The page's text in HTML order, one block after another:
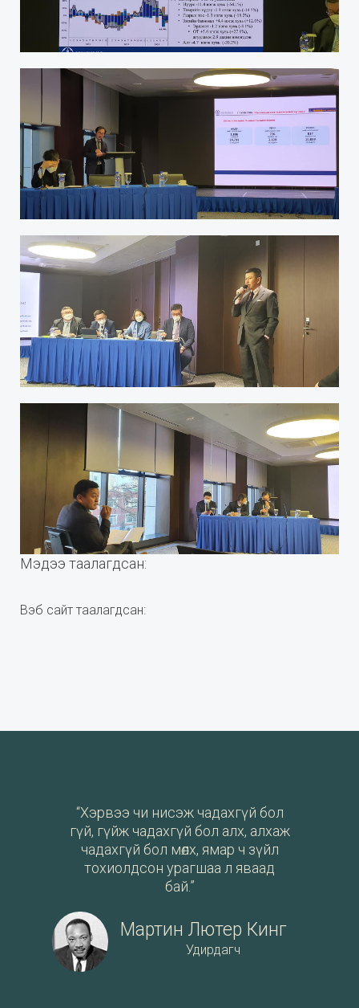
Мэдээ таалагдсан:
Вэб сайт таалагдсан:
“Хэрвээ чи нисэж чадахгүй бол
гүй, гүйж чадахгүй бол алх, алхаж
чадахгүй бол мөлх, ямар ч зүйл
тохиолдсон урагшаа л яваад
бай.”
Мартин Лютер Кинг
Удирдагч